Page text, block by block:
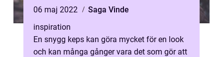
06 maj 2022
Saga Vinde
inspiration
En snygg keps kan göra mycket för en look
och kan många gånger vara det som gör att